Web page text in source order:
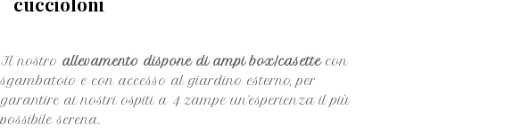
Il nostro allevamento dispone di ampi box/casettecon
sgambatoio e con accesso al giardino esterno, per
garantire ai nostri ospiti a 4 zampe un'esperienza il più
possibile serena.